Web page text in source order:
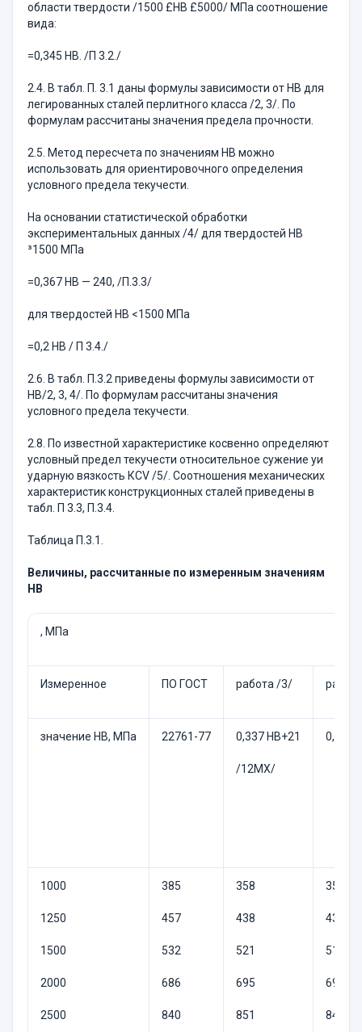
области твердости /1500 £НВ £5000/ МПа соотношение
вида:
=0,345 НВ. /П 3.2./
2.4. В табл. П. 3.1 даны формулы зависимости от НВ для
легированных сталей перлитного класса /2, 3/. По
формулам рассчитаны значения предела прочности.
2.5. Метод пересчета по значениям НВ можно
использовать для ориентировочного определения
условного предела текучести.
На основании статистической обработки
экспериментальных данных /4/ для твердостей НВ
³1500 МПа
=0,367 НВ — 240, /П.3.3/
для твердостей НВ <1500 МПа
=0,2 НВ / П 3.4./
2.6. В табл. П.3.2 приведены формулы зависимости от
НВ/2, 3, 4/. По формулам рассчитаны значения
условного предела текучести.
2.8. По известной характеристике косвенно определяют
условный предел текучести относительное сужение yи
ударную вязкость КСV /5/. Соотношения механических
характеристик конструкционных сталей приведены в
табл. П 3.3, П.3.4.
Таблица П.3.1.
Величины, рассчитанные по измеренным значениям
НВ
, МПа
Измеренное ПО ГОСТ работа /3/
значение НВ, МПа 22761-77 0,337 НВ+21
/12МХ/
0,337
1000
1250
1500
2000
2500
385
457
532
686
840
358
438
521
695
851
354
433
517
691
847